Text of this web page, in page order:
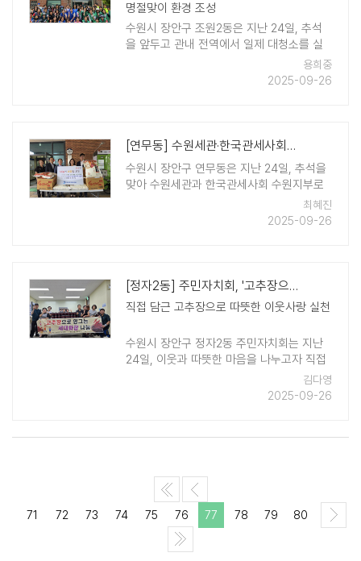
명절맞이 환경 조성
수원시 장안구 조원2동은 지난 24일, 추석
을 앞두고 관내 전역에서 일제 대청소를 실
시했다고 밝혔다. 이번 활동에는 통장협의회
를 비롯한 조원2동 단체원과 환경관리원 등
용희중
2025-09-26
[연무동] 수원세관·한국관세사회와 함께하는 따뜻한 나눔
수원시 장안구 연무동은 지난 24일, 추석을
맞아 수원세관과 한국관세사회 수원지부로
부터 50만원 상당의 생필품 꾸러미와 50만
원의 성금을 전달받았다. 이번 기부는 지역
최혜진
2025-09-26
[정자2동] 주민자치회, '고추장으로 영그는 세대화합 나눔' 사업 추진
직접 담근 고추장으로 따뜻한 이웃사랑 실천
수원시 장안구 정자2동 주민자치회는 지난
24일, 이웃과 따뜻한 마음을 나누고자 직접
담근 전통 고추장을 지역의 어려운 이웃들에
게 전달했다. '고추장으로 영그는 세대화합
김다영
2025-09-26
71 72 73 74 75 76 77 78 79 80